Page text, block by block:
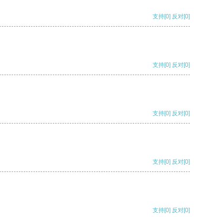
支持[0] 反对[0]
支持[0] 反对[0]
支持[0] 反对[0]
支持[0] 反对[0]
支持[0] 反对[0]